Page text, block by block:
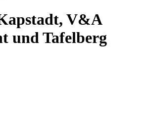
V&A
und Tafelberg